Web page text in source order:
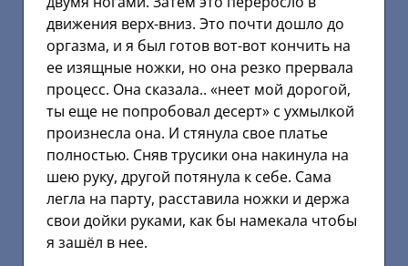
движения верх-вниз. Это почти дошло до
оргазма, и я был готов вот-вот кончить на
ее изящные ножки, но она резко прервала
процесс. Она сказала.. «неет мой дорогой,
ты еще не попробовал десерт» с ухмылкой
произнесла она. И стянула свое платье
полностью. Сняв трусики она накинула на
шею руку, другой потянула к себе. Сама
легла на парту, расставила ножки и держа
свои дойки руками, как бы намекала чтобы
я зашёл в нее.